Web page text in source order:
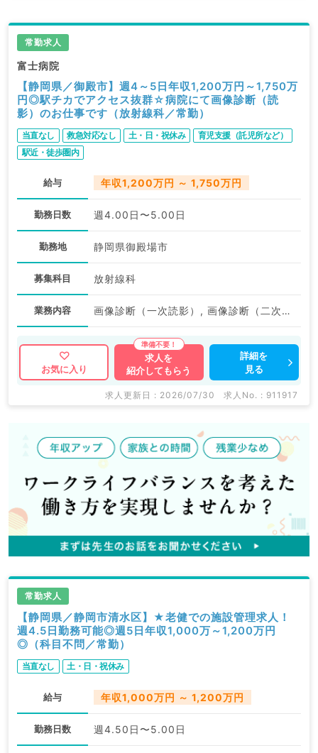
常勤求人
富士病院
【静岡県／御殿市】週4～5日年収1,200万円～1,750万
円◎駅チカでアクセス抜群☆病院にて画像診断（読
影）のお仕事です（放射線科／常勤）
当直なし 救急対応なし 土・日・祝休み
育児支援（託児所など）
駅近・徒歩圏内
給与 年収1,200万円 ～ 1,750万円
勤務日数 週4.00日〜5.00日
勤務地 静岡県御殿場市
募集科目 放射線科
業務内容 画像診断（一次読影）, 画像診断（二次読影）
お気に入り
求人を
紹介してもらう
詳細を
見る
求人更新日 : 2026/07/30 求人No. : 911917
常勤求人
【静岡県／静岡市清水区】★老健での施設管理求人！
週4.5日勤務可能◎週5日年収1,000万～1,200万円
◎（科目不問／常勤）
当直なし 土・日・祝休み
給与 年収1,000万円 ～ 1,200万円
勤務日数 週4.50日〜5.00日